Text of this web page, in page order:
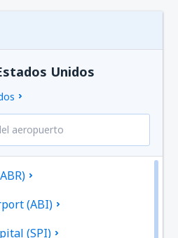
Unidos
(ABI)
(SPI)